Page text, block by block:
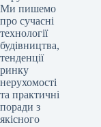
Ми пишемо
про сучасні
технології
будівництва,
тенденції
ринку
нерухомості
та практичні
поради з
якісного